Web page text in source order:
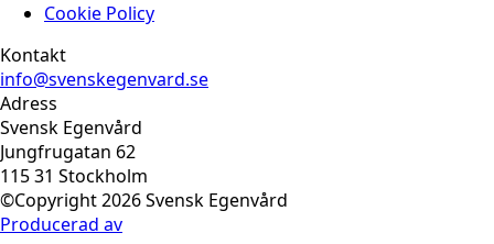
Cookie Policy
Kontakt
info@svenskegenvard.se
Adress
Svensk Egenvård
Jungfrugatan 62
115 31 Stockholm
©Copyright 2026 Svensk Egenvård
Producerad av